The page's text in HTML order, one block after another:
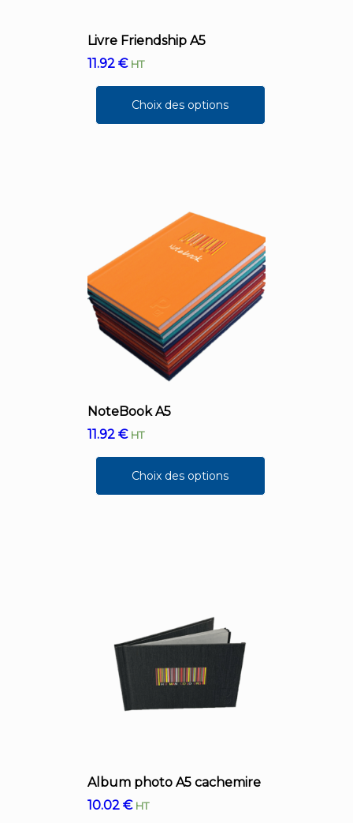
Livre Friendship A5
11.92€ HT
Choix des options
NoteBook A5
11.92€ HT
Choix des options
Album photo A5 cachemire
10.02€ HT